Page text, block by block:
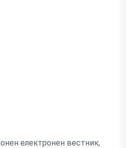
електронен вестник,